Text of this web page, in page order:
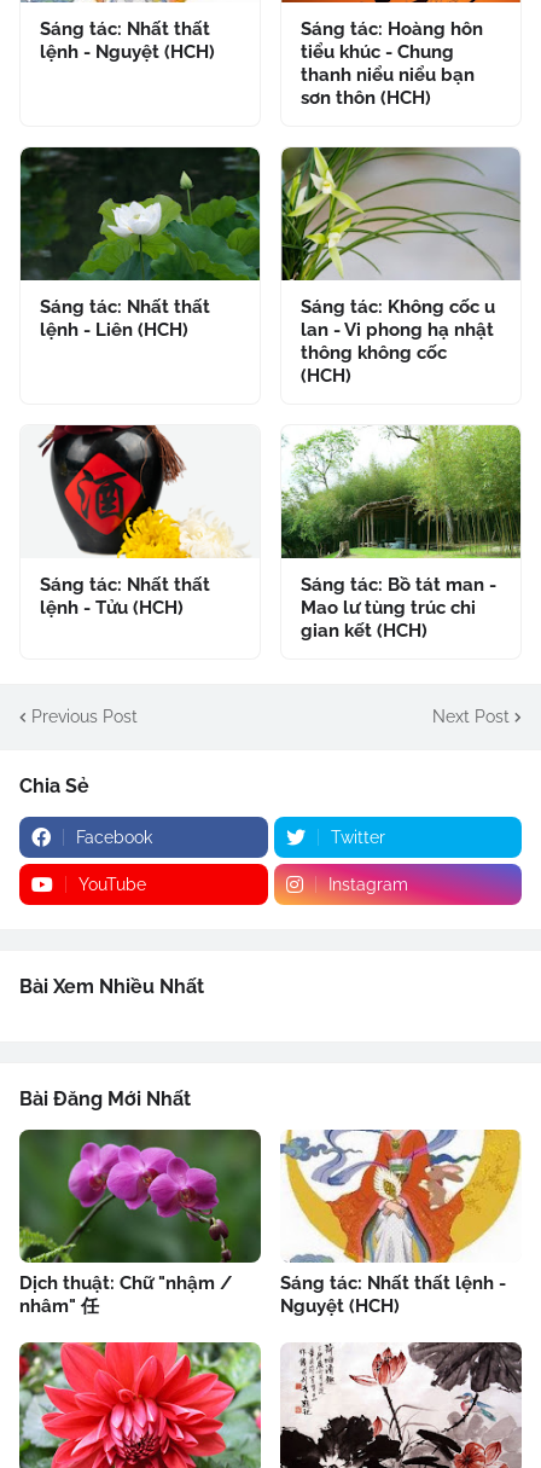
Sáng tác: Nhất thất
lệnh - Nguyệt (HCH)
Sáng tác: Hoàng hôn
tiểu khúc - Chung
thanh niểu niểu bạn
sơn thôn (HCH)
Sáng tác: Nhất thất
lệnh - Liên (HCH)
Sáng tác: Không cốc u
lan - Vi phong hạ nhật
thông không cốc
(HCH)
Sáng tác: Nhất thất
lệnh - Tửu (HCH)
Sáng tác: Bồ tát man -
Mao lư tùng trúc chi
gian kết (HCH)
Previous Post Next Post
Chia Sẻ
Facebook Twitter
YouTube Instagram
Bài Xem Nhiều Nhất
Bài Đăng Mới Nhất
Dịch thuật: Chữ "nhậm /
nhâm" 任
Sáng tác: Nhất thất lệnh -
Nguyệt (HCH)